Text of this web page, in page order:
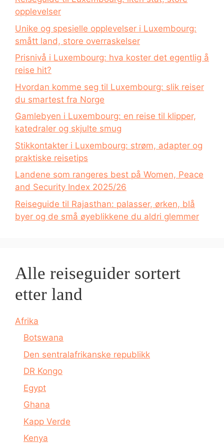
opplevelser
Unike og spesielle opplevelser i Luxembourg:
smått land, store overraskelser
Prisnivå i Luxembourg: hva koster det egentlig å
reise hit?
Hvordan komme seg til Luxembourg: slik reiser
du smartest fra Norge
Gamlebyen i Luxembourg: en reise til klipper,
katedraler og skjulte smug
Stikkontakter i Luxembourg: strøm, adapter og
praktiske reisetips
Landene som rangeres best på Women, Peace
and Security Index 2025/26
Reiseguide til Rajasthan: palasser, ørken, blå
byer og de små øyeblikkene du aldri glemmer
Alle reiseguider sortert
etter land
Afrika
Botswana
Den sentralafrikanske republikk
DR Kongo
Egypt
Ghana
Kapp Verde
Kenya